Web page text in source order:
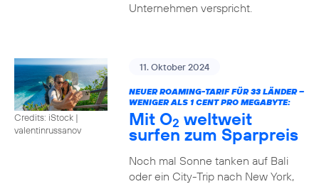
Unternehmen verspricht.
Credits: iStock |
valentinrussanov
11. Oktober 2024
NEUER ROAMING-TARIF FÜR 33 LÄNDER –
WENIGER ALS 1 CENT PRO MEGABYTE:
Mit O2 weltweit
surfen zum Sparpreis
Noch mal Sonne tanken auf Bali
oder ein City-Trip nach New York,